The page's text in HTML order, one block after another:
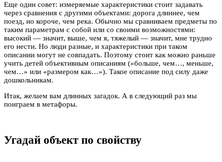
Еще один совет: измеряемые характеристики стоит задавать
через сравнения с другими объектами: дорога длиннее, чем
поезд, но короче, чем река. Обычно мы сравниваем предметы по
таким параметрам с собой или со своими возможностями:
высокий — значит, выше, чем я, тяжелый — значит, мне трудно
его нести. Но люди разные, и характеристики при таком
описании могут не совпадать. Поэтому стоит как можно раньше
учить детей объективным описаниям («больше, чем…, меньше,
чем…» или «размером как…»). Такое описание под силу даже
дошкольникам.
Итак, желаем вам длинных загадок. А в следующий раз мы
поиграем в метафоры.
Угадай объект по свойству